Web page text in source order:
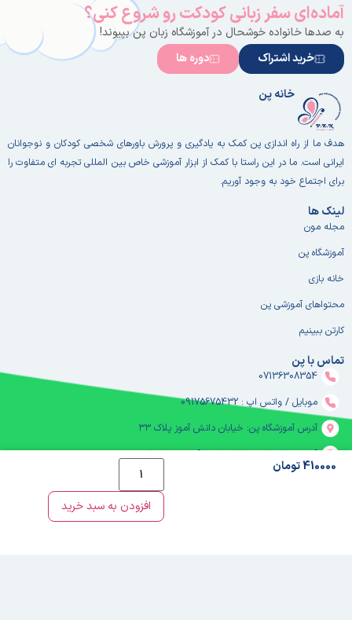
410000 تومان
افزودن به سبد خرید
آماده‌ای سفر زبانی کودکت رو شروع کنی؟
به صدها خانواده خوشحال در آموزشگاه زبان پن بپیوند!
خرید اشتراک
دوره ها
خانه پن
هدف ما از راه اندازی پن کمک به یادگیری و پرورش باورهای شخصی کودکان و نوجوانان
ایرانی است. ما در این راستا با کمک از ابزار آموزشی خاص بین المللی تجربه ای متفاوت را
برای اجتماع خود به وجود آوریم.
لینک ها
مجله مون
آموزشگاه پن
خانه بازی
محتواهای آموزشی پن
کارتن ببینیم
تماس با پن
07136308354
موبایل / واتس اپ : 09175675432
آدرس آموزشگاه پن: خیابان دانش آموز پلاک ۳۳
آدرس خانه بازی: خیابان دانش آموز - خانه بازی پن